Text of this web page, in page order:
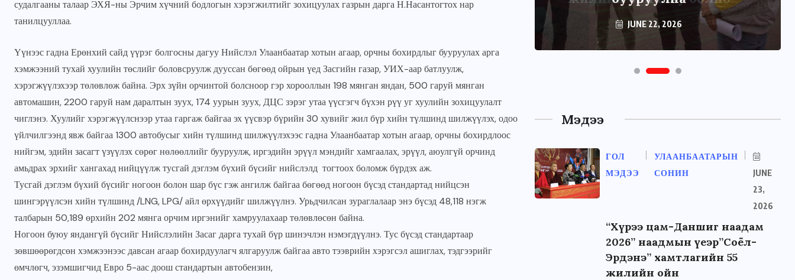
судалгааны талаар ЭХЯ-ны Эрчим хүчний бодлогын хэрэгжилтийг зохицуулах газрын дарга Н.Насантогтох нар
танилцууллаа.
Үүнээс гадна Ерөнхий сайд үүрэг болгосны дагуу Нийслэл Улаанбаатар хотын агаар, орчны бохирдлыг бууруулах арга
хэмжээний тухай хуулийн төслийг боловсруулж дууссан бөгөөд ойрын үед Засгийн газар, УИХ-аар батлуулж,
хэрэгжүүлэхээр төлөвлөж байна. Эрх зүйн орчинтой болсноор гэр хорооллын 198 мянган яндан, 500 гаруй мянган
автомашин, 2200 гаруй нам даралтын зуух, 174 уурын зуух, ДЦС зэрэг утаа үүсгэгч бүхэн рүү уг хуулийн зохицуулалт
чиглэнэ. Хуулийг хэрэгжүүлснээр утаа гаргаж байгаа эх үүсвэр бүрийн 30 хувийг жил бүр хийн түлшинд шилжүүлэх, одоо
үйлчилгээнд явж байгаа 1300 автобусыг хийн түлшинд шилжүүлэхээс гадна Улаанбаатар хотын агаар, орчны бохирдлоос
нийгэм, эдийн засагт үзүүлэх сөрөг нөлөөллийг бууруулж, иргэдийн эрүүл мэндийг хамгаалах, эрүүл, аюулгүй орчинд
амьдрах эрхийг хангахад нийцүүлж тусгай дэглэм бүхий бүсийг нийслэлд тогтоох боломж бүрдэх аж.
Тусгай дэглэм бүхий бүсийг ногоон болон шар бүс гэж ангилж байгаа бөгөөд ногоон бүсэд стандартад нийцсэн
шингэрүүлсэн хийн түлшинд /LNG, LPG/ айл өрхүүдийг шилжүүлнэ. Урьдчилсан зураглалаар энэ бүсэд 48,118 нэгж
талбарын 50,189 өрхийн 202 мянга орчим иргэнийг хамруулахаар төлөвлөсөн байна.
Ногоон буюу яндангүй бүсийг Нийслэлийн Засаг дарга тухай бүр шинэчлэн нэмэгдүүлнэ. Тус бүсэд стандартаар
зөвшөөрөгдсөн хэмжээнээс давсан агаар бохирдуулагч ялгаруулж байгаа авто тээврийн хэрэгсэл ашиглах, тэдгээрийг
өмчлөгч, эзэмшигчид Евро 5-аас доош стандартын автобензин,
JUNE 22, 2026
Мэдээ
ГОЛ
МЭДЭЭ
УЛААНБААТАРЫН
СОНИН
JUNE
23,
2026
“Хүрээ цам-Даншиг наадам
2026” наадмын үеэр”Соёл-
Эрдэнэ” хамтлагийн 55
жилийн ойн